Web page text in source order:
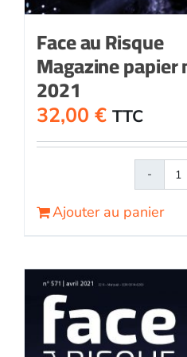
Face au Risque
Magazine papier
2021
32,00 € TTC
-
Ajouter au panier